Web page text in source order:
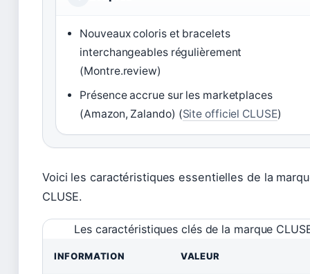
Nouveaux coloris et bracelets
interchangeables régulièrement
(Montre.review)
Présence accrue sur les marketplaces
(Amazon, Zalando) (Site officiel CLUSE)
Voici les caractéristiques essentielles de la
CLUSE.
Les caractéristiques clés de la marque
INFORMATION VALEUR